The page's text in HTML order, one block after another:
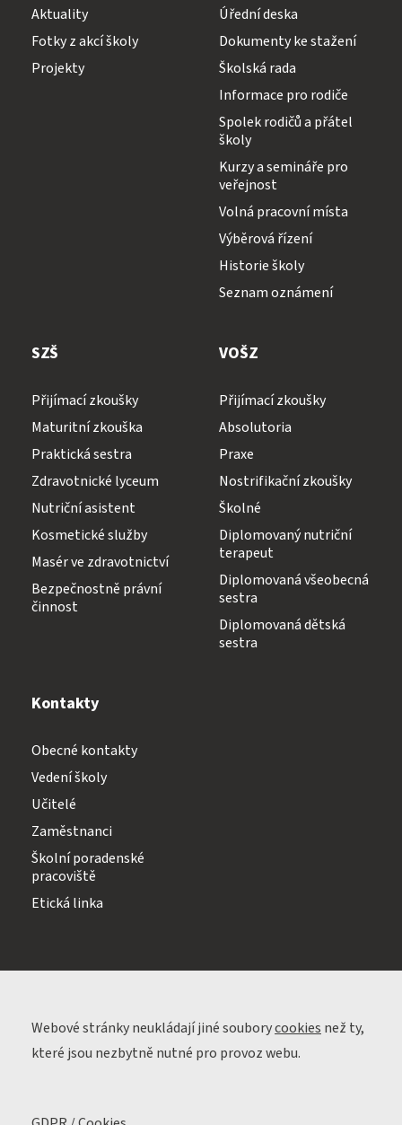
Aktuality
Fotky z akcí školy
Projekty
Úřední deska
Dokumenty ke stažení
Školská rada
Informace pro rodiče
Spolek rodičů a přátel
školy
Kurzy a semináře pro
veřejnost
Volná pracovní místa
Výběrová řízení
Historie školy
Seznam oznámení
SZŠ
Přijímací zkoušky
Maturitní zkouška
Praktická sestra
Zdravotnické lyceum
Nutriční asistent
Kosmetické služby
Masér ve zdravotnictví
Bezpečnostně právní
činnost
VOŠZ
Přijímací zkoušky
Absolutoria
Praxe
Nostrifikační zkoušky
Školné
Diplomovaný nutriční
terapeut
Diplomovaná všeobecná
sestra
Diplomovaná dětská
sestra
Kontakty
Obecné kontakty
Vedení školy
Učitelé
Zaměstnanci
Školní poradenské
pracoviště
Etická linka
Webové stránky neukládají jiné souborycookies než ty,
které jsou nezbytně nutné pro provoz webu.